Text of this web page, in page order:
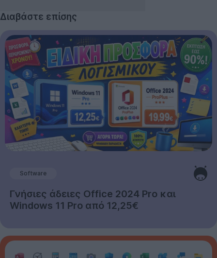
Διαβάστε επίσης
Software
Γνήσιες άδειες Office 2024 Pro και
Windows 11 Pro από 12,25€